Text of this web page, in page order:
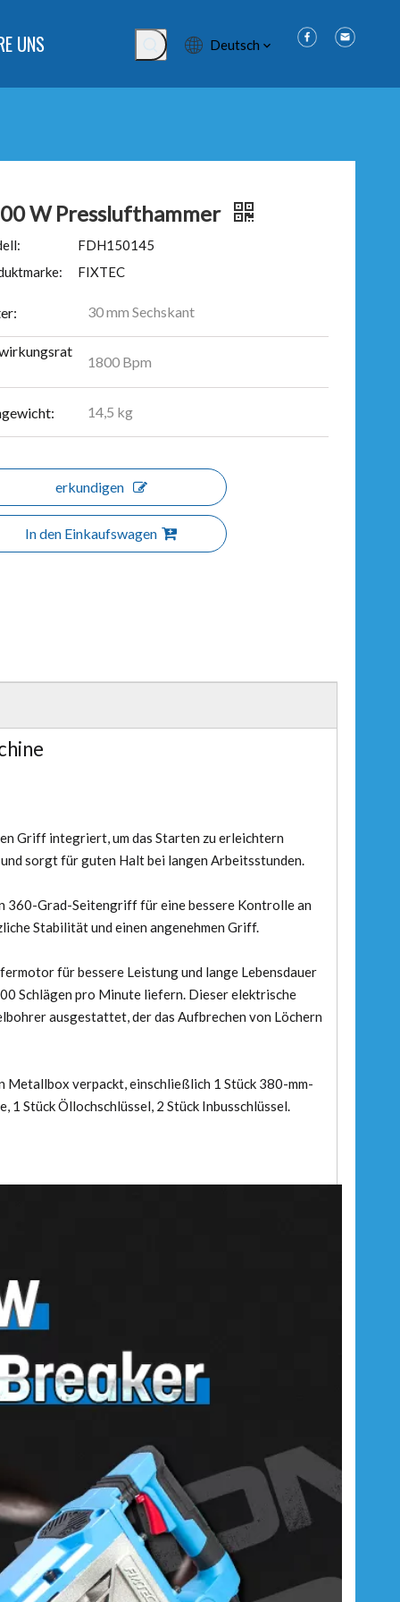
UNS Deutsch
W Presslufthammer
FDH150145
FIXTEC
30 mm Sechskant
1800 Bpm
14,5 kg
erkundigen
In den Einkaufswagen
Griff integriert, um das Starten zu erleichtern
sorgt für guten Halt bei langen Arbeitsstunden.
360-Grad-Seitengriff für eine bessere Kontrolle an
Stabilität und einen angenehmen Griff.
für bessere Leistung und lange Lebensdauer
Schlägen pro Minute liefern. Dieser elektrische
ausgestattet, der das Aufbrechen von Löchern
Metallbox verpackt, einschließlich 1 Stück 380-mm-
1 Stück Öllochschlüssel, 2 Stück Inbusschlüssel.